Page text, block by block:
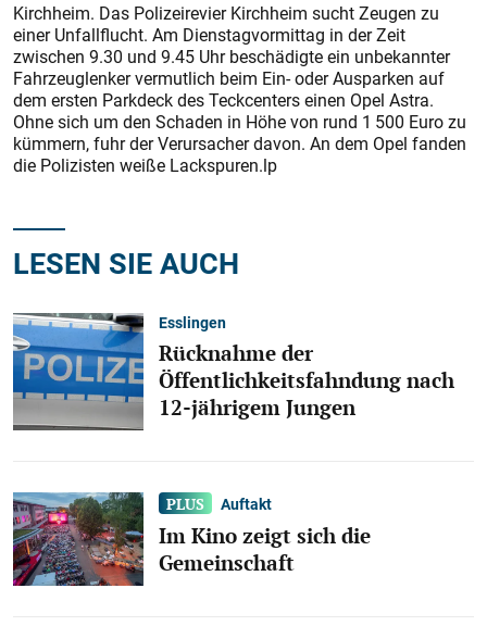
Kirchheim. Das Polizeirevier Kirchheim sucht Zeugen zu
einer Unfallflucht. Am Dienstagvormittag in der Zeit
zwischen 9.30 und 9.45 Uhr beschädigte ein unbekannter
Fahrzeuglenker vermutlich beim Ein- oder Ausparken auf
dem ersten Parkdeck des Teckcenters einen Opel Astra.
Ohne sich um den Schaden in Höhe von rund 1 500 Euro zu
kümmern, fuhr der Verursacher davon. An dem Opel fanden
die Polizisten weiße Lackspuren.lp
LESEN SIE AUCH
Esslingen
Rücknahme der
Öffentlichkeitsfahndung nach
12-jährigem Jungen
Auftakt
Im Kino zeigt sich die
Gemeinschaft